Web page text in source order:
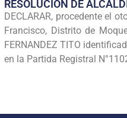
RESOLUCION DE
DECLARAR, procedente el
Francisco, Distrito de
FERNANDEZ TITO
en la Partida Registral